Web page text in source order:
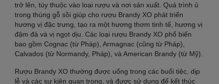
trở lên, tùy thuộc vào loại rượu và nơi sản xuất. Quá trình ủ
trong thùng gỗ sồi giúp cho rượu Brandy XO phát triển
hương vị đặc trưng, tạo ra một hương thơm tinh tế, hương vị
đậm đà và vị ngọt dịu. Các loại rượu Brandy XO phổ biến
bao gồm Cognac (từ Pháp), Armagnac (cũng từ Pháp),
Calvados (từ Normandy, Pháp), và American Brandy (từ Mỹ).
Rượu Brandy XO thường được uống trong các buổi tiệc, dịp
lễ và các sự kiện quan trọng, và được sử dụng để kết thúc